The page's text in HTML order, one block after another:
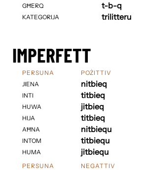
GĦERQ
KATEGORIJA
t-b-q
trilitteru
IMPERFETT
PERSUNA
JIENA
INTI
HUWA
HIJA
AĦNA
INTOM
HUMA
POŻITTIV
nitbieq
titbieq
jitbieq
titbieq
nitbiequ
titbiequ
jitbiequ
PERSUNA
NEGATTIV